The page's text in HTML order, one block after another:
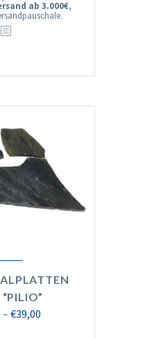
ab 3.000€,
– €39,00